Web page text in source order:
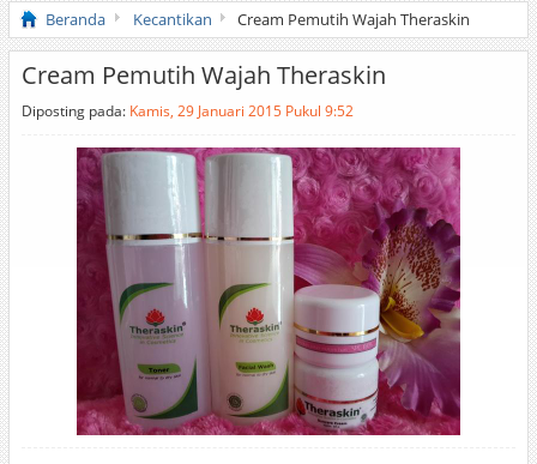
Honda Brio 1.3 E AT CBU 2012 Putih
Beranda Kecantikan Cream Pemutih Wajah Theraskin
Cream Pemutih Wajah Theraskin
Diposting pada: Kamis, 29 Januari 2015 Pukul 9:52